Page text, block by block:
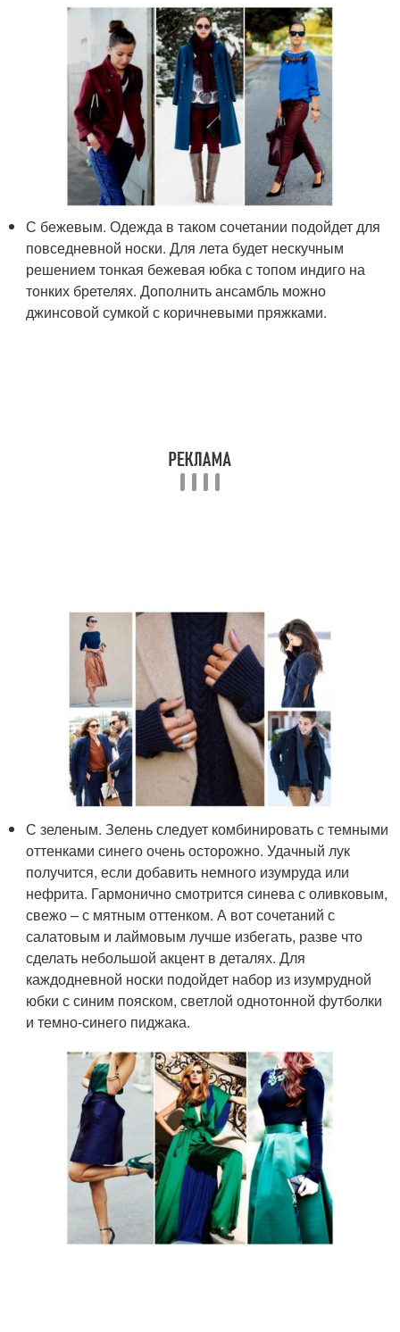
С бежевым. Одежда в таком сочетании подойдет для
повседневной носки. Для лета будет нескучным
решением тонкая бежевая юбка с топом индиго на
тонких бретелях. Дополнить ансамбль можно
джинсовой сумкой с коричневыми пряжками.
С зеленым. Зелень следует комбинировать с темными
оттенками синего очень осторожно. Удачный лук
получится, если добавить немного изумруда или
нефрита. Гармонично смотрится синева с оливковым,
свежо – с мятным оттенком. А вот сочетаний с
салатовым и лаймовым лучше избегать, разве что
сделать небольшой акцент в деталях. Для
каждодневной носки подойдет набор из изумрудной
юбки с синим пояском, светлой однотонной футболки
и темно-синего пиджака.